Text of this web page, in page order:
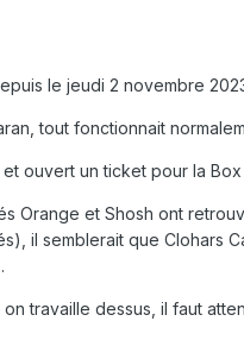
le jeudi 2 novembre
tout fonctionnait
ouvert un ticket pour la
Orange et Shosh ont
il semblerait que Clohars
travaille dessus, il faut